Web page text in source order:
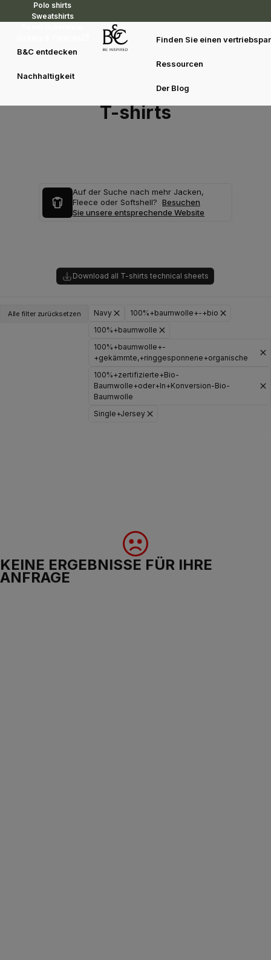
Polo shirts
Sweatshirts
B&C entdecken
Nachhaltigkeit
Finden Sie einen
Ressourcen
Der Blog
T-shirts
Auf der Suche nach mehr Jacken,
Fleece oder Softshell? Besuchen
Sie unsere entsprechende Website
Download all T-shirts technical sheets
Alle filter zurücksetzen Navy
100%+baumwolle+-+bio
100%+baumwolle
100%+baumwolle+-
+gekämmte,+ringgesponnene+organische
100%+zertifizierte+Bio-
Baumwolle+oder+In+Konversion-Bio-
Baumwolle
Single+Jersey
KEINE ERGEBNISSE FÜR IHRE
ANFRAGE